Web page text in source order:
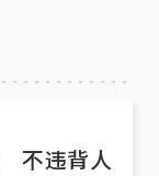
不违背人